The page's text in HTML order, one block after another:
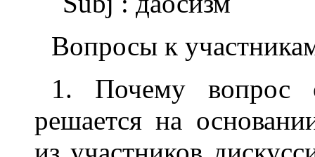
Вопросы к
1. Почему вопрос
решается на